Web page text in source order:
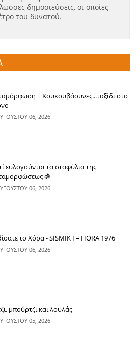
δημοσιεύσεις, οι οποίες
του δυνατού.
| Κουκουβάουνες...ταξίδι στο
06, 2026
ευλογούνται τα σταφύλια της
🍇
06, 2026
το Χόρα - SISMIK I – HORA 1976
06, 2026
μπούρτζι και λουλάς
05, 2026